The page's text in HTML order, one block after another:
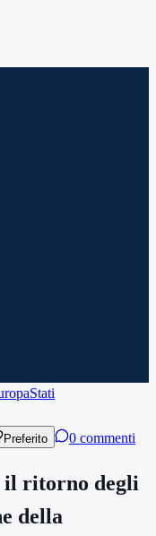
Stati
Preferito 0 commenti
il ritorno degli
della